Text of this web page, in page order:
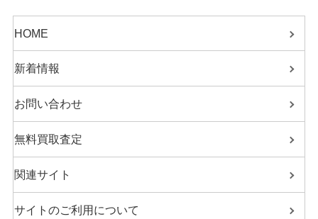
HOME
新着情報
お問い合わせ
無料買取査定
関連サイト
サイトのご利用について